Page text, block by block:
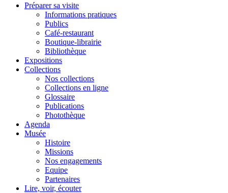
Préparer sa visite
Informations pratiques
Publics
Café-restaurant
Boutique-librairie
Bibliothèque
Expositions
Collections
Nos collections
Collections en ligne
Glossaire
Publications
Photothèque
Agenda
Musée
Histoire
Missions
Nos engagements
Equipe
Partenaires
Lire, voir, écouter